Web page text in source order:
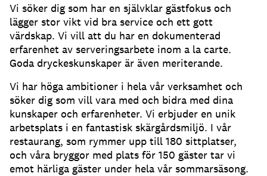
Vi söker dig som har en självklar gästfokus och
lägger stor vikt vid bra service och ett gott
värdskap. Vi vill att du har en dokumenterad
erfarenhet av serveringsarbete inom a la carte.
Goda dryckeskunskaper är även meriterande.
Vi har höga ambitioner i hela vår verksamhet och
söker dig som vill vara med och bidra med dina
kunskaper och erfarenheter. Vi erbjuder en unik
arbetsplats i en fantastisk skärgårdsmiljö. I vår
restaurang, som rymmer upp till 180 sittplatser,
och våra bryggor med plats för 150 gäster tar vi
emot härliga gäster under hela vår sommarsäsong.